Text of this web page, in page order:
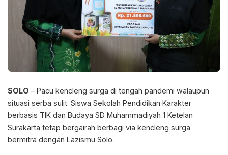
SOLO – Pacu kencleng surga di tengah pandemi walaupun
situasi serba sulit. Siswa Sekolah Pendidikan Karakter
berbasis TIK dan Budaya SD Muhammadiyah 1 Ketelan
Surakarta tetap bergairah berbagi via kencleng surga
bermitra dengan Lazismu Solo.